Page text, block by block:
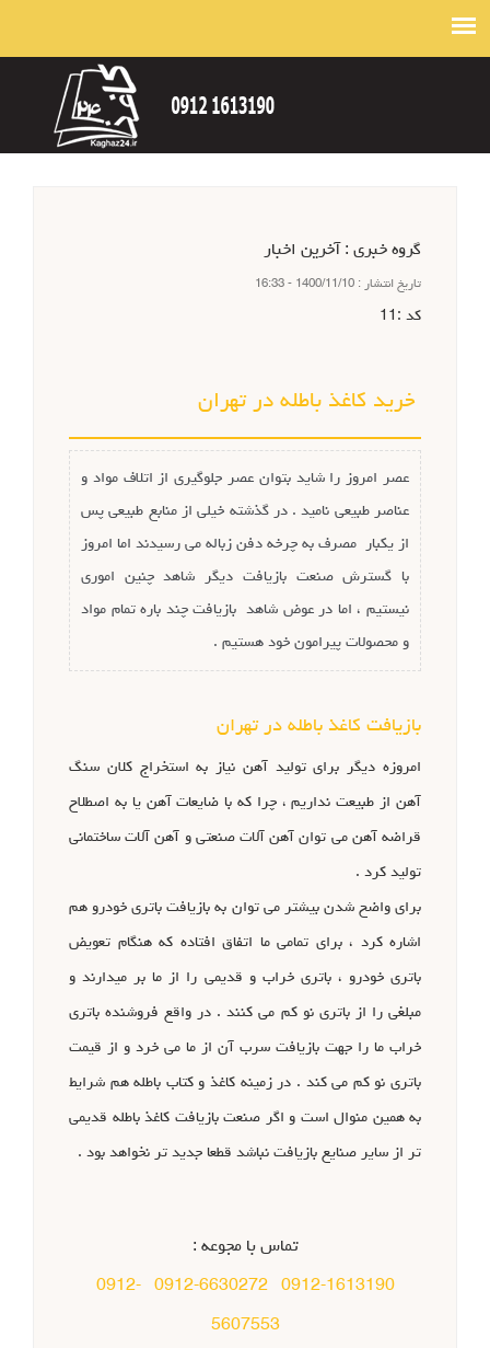
گروه خبري : آخرین اخبار
تاريخ انتشار : 1400/11/10 - 16:33
كد : 11
خرید کاغذ باطله در تهران
عصر امروز را شاید بتوان عصر جلوگیری از اتلاف مواد و
عناصر طبیعی نامید . در گذشته خیلی از منابع طبیعی پس
از یکبار مصرف به چرخه دفن زباله می رسیدند اما امروز
با گسترش صنعت بازیافت دیگر شاهد چنین اموری
نیستیم ، اما در عوض شاهد بازیافت چند باره تمام مواد
و محصولات پیرامون خود هستیم .
بازیافت کاغذ باطله در تهران
امروزه دیگر برای تولید آهن نیاز به استخراج کلان سنگ
آهن از طبیعت نداریم ، چرا که با ضایعات آهن یا به اصطلاح
قراضه آهن می توان آهن آلات صنعتی و آهن آلات ساختمانی
تولید کرد .
برای واضح شدن بیشتر می توان به بازیافت باتری خودرو هم
اشاره کرد ، برای تمامی ما اتفاق افتاده که هنگام تعویض
باتری خودرو ، باتری خراب و قدیمی را از ما بر میدارند و
مبلغی را از باتری نو کم می کنند . در واقع فروشنده باتری
خراب ما را جهت بازیافت سرب آن از ما می خرد و از قیمت
باتری نو کم می کند . در زمینه کاغذ و کتاب باطله هم شرایط
به همین منوال است و اگر صنعت بازیافت کاغذ باطله قدیمی
تر از سایر صنایع بازیافت نباشد قطعا جدید تر نخواهد بود .
تماس با مجوعه :
0912-1613190
0912-6630272
0912-
5607553